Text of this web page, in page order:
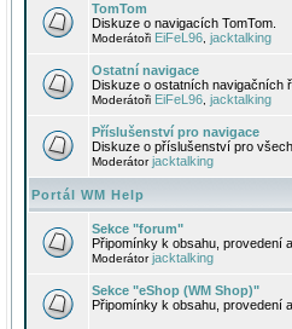
TomTom
Diskuze o navigacích TomTom.
Moderátoři EiFeL96 jacktalking
Ostatní navigace
Diskuze o ostatních navigačních
Moderátoři EiFeL96 jacktalking
Příslušenství pro navigace
Diskuze o příslušenství pro
Moderátorjacktalking
Portál WM Help
Sekce "forum"
Připomínky k obsahu, provedení
Moderátorjacktalking
Sekce "eShop (WM Shop)"
Připomínky k obsahu, provedení